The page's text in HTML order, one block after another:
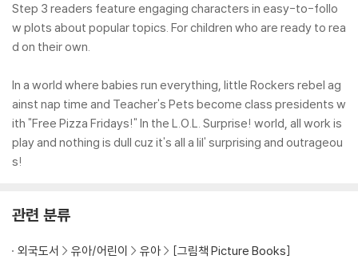
Step 3 readers feature engaging characters in easy-to-follo
w plots about popular topics. For children who are ready to rea
d on their own.
In a world where babies run everything, little Rockers rebel ag
ainst nap time and Teacher's Pets become class presidents w
ith "Free Pizza Fridays!" In the L.O.L. Surprise! world, all work is
play and nothing is dull cuz it's all a lil' surprising and outrageou
s!
관련 분류
외국도서 유아/어린이 유아
[그림책 Picture Books]